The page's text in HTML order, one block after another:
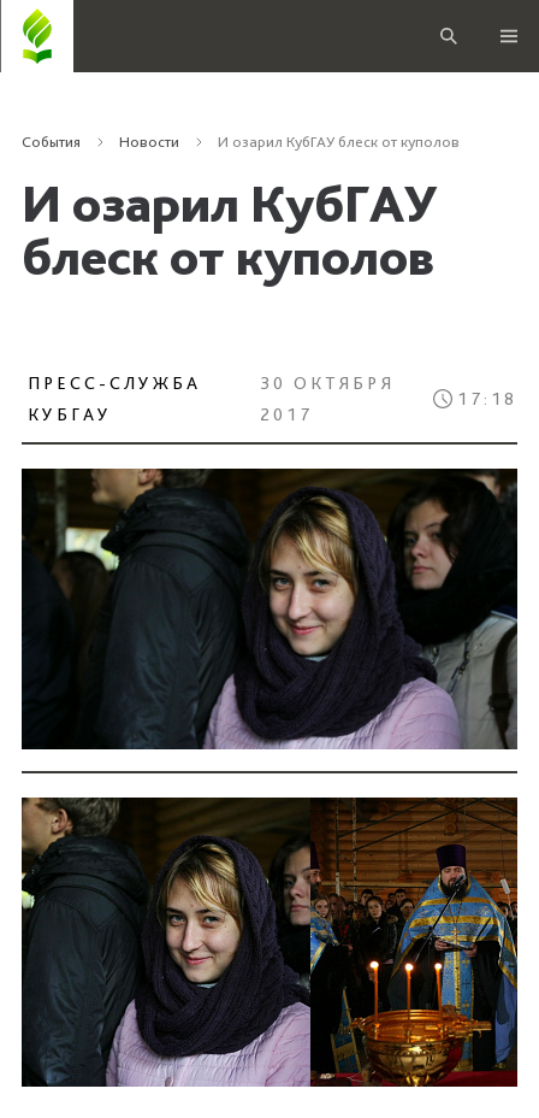
События Новости И озарил КубГАУ блеск от куполов
И озарил КубГАУ
блеск от куполов
ПРЕСС-СЛУЖБА
КУБГАУ
30 ОКТЯБРЯ
2017
17:18